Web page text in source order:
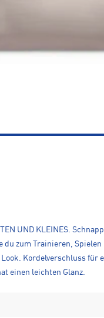
UND KLEINES.
zum Trainieren,
Kordelverschluss für
einen leichten Glanz.